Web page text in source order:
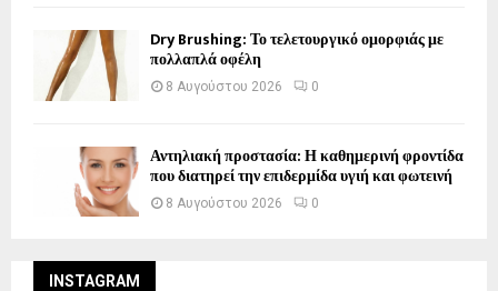
Dry Brushing: Το τελετουργικό ομορφιάς με
πολλαπλά οφέλη
8 Αυγούστου 2026 0
Αντηλιακή προστασία: Η καθημερινή φροντίδα
που διατηρεί την επιδερμίδα υγιή και φωτεινή
8 Αυγούστου 2026 0
INSTAGRAM